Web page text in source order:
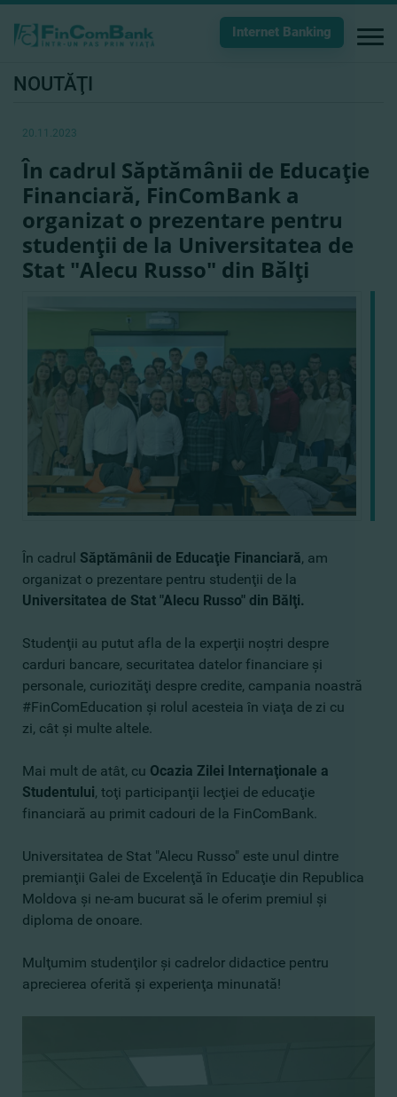
Internet Banking
NOUTĂŢI
20.11.2023
În cadrul Săptămânii de Educaţie
Financiară, FinComBank a
organizat o prezentare pentru
studenţii de la Universitatea de
Stat "Alecu Russo" din Bălţi
În cadrul Săptămânii de Educaţie Financiară, am
organizat o prezentare pentru studenţii de la
Universitatea de Stat "Alecu Russo" din Bălţi.
Studenţii au putut afla de la experţii noştri despre
carduri bancare, securitatea datelor financiare şi
personale, curiozităţi despre credite, campania noastră
#FinComEducation şi rolul acesteia în viaţa de zi cu
zi, cât şi multe altele.
Mai mult de atât, cu Ocazia Zilei Internaţionale a
Studentului, toţi participanţii lecţiei de educaţie
financiară au primit cadouri de la FinComBank.
Universitatea de Stat "Alecu Russo" este unul dintre
premianţii Galei de Excelenţă în Educaţie din Republica
Moldova şi ne-am bucurat să le oferim premiul şi
diploma de onoare.
Mulţumim studenţilor şi cadrelor didactice pentru
aprecierea oferită şi experienţa minunată!